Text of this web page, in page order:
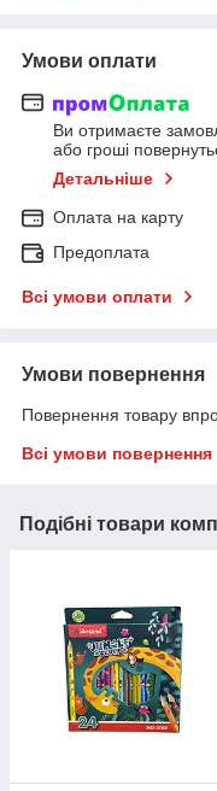
Умови оплати
Ви отримаєте
або гроші
Детальніше
Оплата на карту
Предоплата
Всі умови оплати
Умови повернення
Повернення товару
Всі умови повернення
Подібні товари